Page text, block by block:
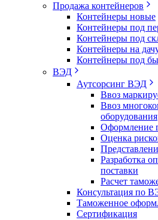
Продажа контейнеров
Контейнеры новые
Контейнеры под
Контейнеры под
Контейнеры на
Контейнеры под
ВЭД
Аутсорсинг ВЭД
Ввоз
Ввоз
оборудования
Оформление
Оценка
Разработка
поставки
Расчет
Консультация по
Таможенное
Сертификация